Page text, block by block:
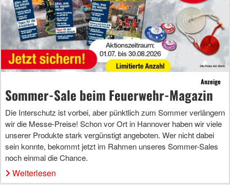
Anzeige
Sommer-Sale beim Feuerwehr-Magazin
Die Interschutz ist vorbei, aber pünktlich zum Sommer verlängern
wir die Messe-Preise! Schon vor Ort in Hannover haben wir viele
unserer Produkte stark vergünstigt angeboten. Wer nicht dabei
sein konnte, bekommt jetzt im Rahmen unseres Sommer-Sales
noch einmal die Chance.
Weiterlesen